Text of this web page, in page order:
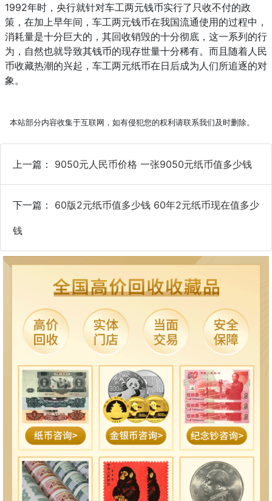
1992年时，央行就针对车工两元钱币实行了只收不付的政
策，在加上早年间，车工两元钱币在我国流通使用的过程中，
消耗量是十分巨大的，其回收销毁的十分彻底，这一系列的行
为，自然也就导致其钱币的现存世量十分稀有。而且随着人民
币收藏热潮的兴起，车工两元纸币在日后成为人们所追逐的对
象。
本站部分内容收集于互联网，如有侵犯您的权利请联系我们及时删除。
上一篇： 9050元人民币价格 一张9050元纸币值多少钱
下一篇： 60版2元纸币值多少钱 60年2元纸币现在值多少
钱